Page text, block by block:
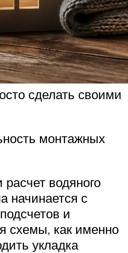
сделать своими
монтажных
расчет водяного
начинается с
и
схемы, как именно
укладка